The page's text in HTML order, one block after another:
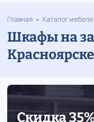
Главная Каталог мебели
Шкафы на
Красноярске
Скидка